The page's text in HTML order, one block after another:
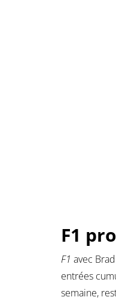
F1
F1 avec
entrées
semaine,